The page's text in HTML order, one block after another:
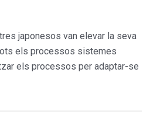
japonesos van elevar la seva
els processos sistemes
els processos per adaptar-se